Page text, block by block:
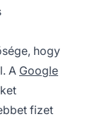
hogy
A Google
fizet